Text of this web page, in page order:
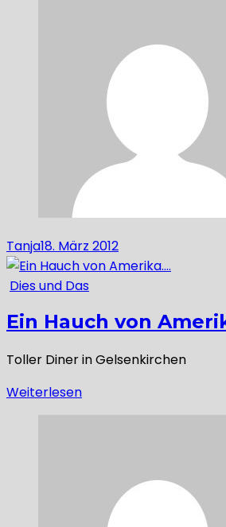
Tanja18. März 2012
Dies und Das
Ein Hauch von
Toller Diner in Gelsenkirchen
Weiterlesen